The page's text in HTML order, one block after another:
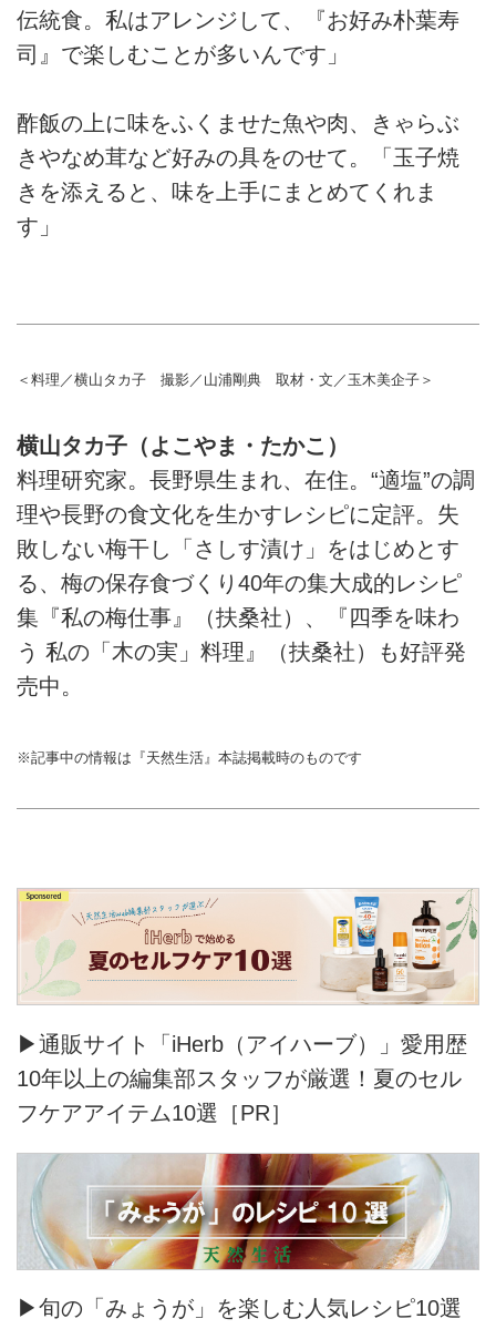
伝統食。私はアレンジして、『お好み朴葉寿
司』で楽しむことが多いんです」
酢飯の上に味をふくませた魚や肉、きゃらぶ
きやなめ茸など好みの具をのせて。「玉子焼
きを添えると、味を上手にまとめてくれま
す」
＜料理／横山タカ子 撮影／山浦剛典 取材・文／玉木美企子＞
横山タカ子（よこやま・たかこ）
料理研究家。長野県生まれ、在住。“適塩”の調
理や長野の食文化を生かすレシピに定評。失
敗しない梅干し「さしす漬け」をはじめとす
る、梅の保存食づくり40年の集大成的レシピ
集『私の梅仕事』（扶桑社）、『四季を味わ
う 私の「木の実」料理』（扶桑社）も好評発
売中。
※記事中の情報は『天然生活』本誌掲載時のものです
▶通販サイト「iHerb（アイハーブ）」愛用歴
10年以上の編集部スタッフが厳選！夏のセル
フケアアイテム10選［PR］
▶旬の「みょうが」を楽しむ人気レシピ10選